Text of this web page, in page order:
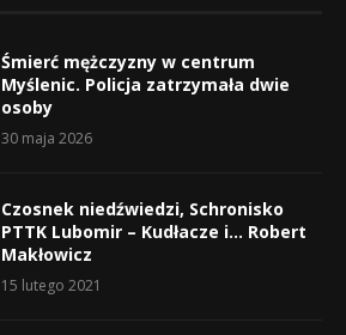
Śmierć mężczyzny w centrum
Myślenic. Policja zatrzymała dwie
osoby
30 maja 2026
Czosnek niedźwiedzi, Schronisko
PTTK Lubomir – Kudłacze i… Robert
Makłowicz
15 lutego 2021